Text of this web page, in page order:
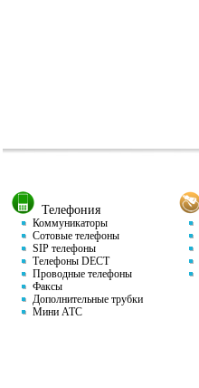
Телефония
Коммуникаторы
Сотовые телефоны
SIP телефоны
Телефоны DECT
Проводные телефоны
Факсы
Дополнительные трубки
Мини АТС